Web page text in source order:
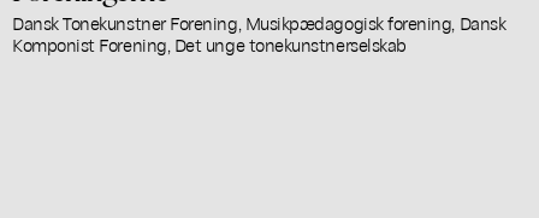
Dansk Tonekunstner Forening, Musikpædagogisk forening, Dansk
Komponist Forening, Det unge tonekunstnerselskab